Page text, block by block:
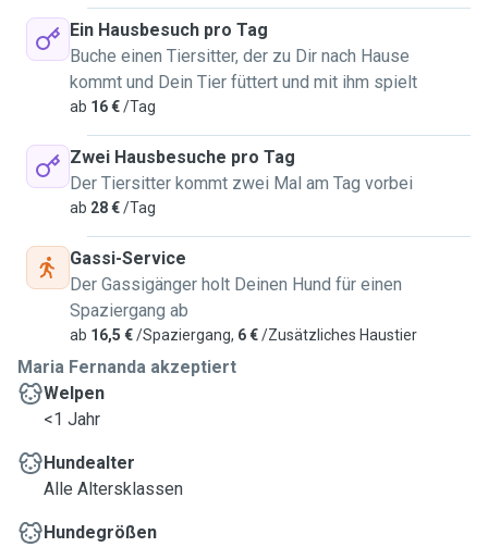
Ein Hausbesuch pro Tag
Buche einen Tiersitter, der zu Dir nach Hause
kommt und Dein Tier füttert und mit ihm spielt
ab 16 €/Tag
Zwei Hausbesuche pro Tag
Der Tiersitter kommt zwei Mal am Tag vorbei
ab 28 €/Tag
Gassi-Service
Der Gassigänger holt Deinen Hund für einen
Spaziergang ab
ab 16,5 €/Spaziergang, 6 €/Zusätzliches Haustier
Maria Fernanda akzeptiert
Welpen
<1 Jahr
Hundealter
Alle Altersklassen
Hundegrößen